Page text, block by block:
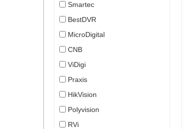
Smartec
BestDVR
MicroDigital
CNB
ViDigi
Praxis
HikVision
Polyvision
RVi